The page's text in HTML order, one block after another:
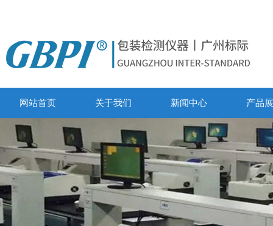
网站首页 关于我们 新闻中心 产品